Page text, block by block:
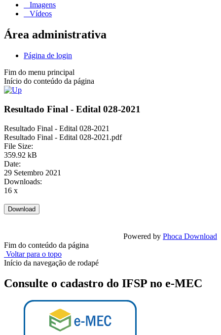
Imagens
Vídeos
Área administrativa
Página de login
Fim do menu principal
Início do conteúdo da página
Resultado Final - Edital 028-2021
Resultado Final - Edital 028-2021
Resultado Final - Edital 028-2021.pdf
File Size:
359.92 kB
Date:
29 Setembro 2021
Downloads:
16 x
Powered by Phoca Download
Fim do conteúdo da página
Voltar para o topo
Início da navegação de rodapé
Consulte o cadastro do IFSP no e-MEC